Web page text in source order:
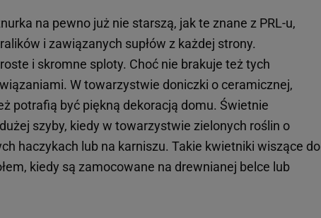
na pewno już nie starszą, jak te znane z PRL-u,
i zawiązanych supłów z każdej strony.
i skromne sploty. Choć nie brakuje też tych
W towarzystwie doniczki o ceramicznej,
potrafią być piękną dekoracją domu. Świetnie
szyby, kiedy w towarzystwie zielonych roślin o
haczykach lub na karniszu. Takie kwietniki wiszące do
kiedy są zamocowane na drewnianej belce lub